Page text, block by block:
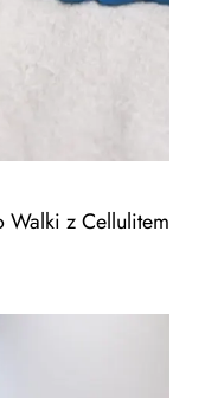
Walki z Cellulitem